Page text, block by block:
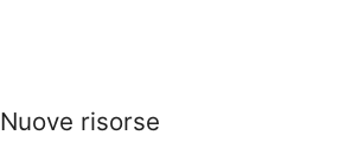
Nuove risorse